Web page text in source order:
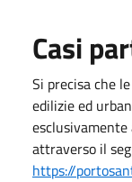
Casi
Si precisa che
edilizie ed
attraverso il
https://